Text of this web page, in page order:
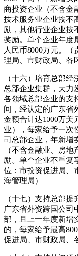
商投资企业（不含金
技术服务业企业按不
励，其他行业企业按
奖励。单个企业年度
人民币8000万元。
理局、市财政局、各
（十六）培育总部
总部企业集群，大力
各领域总部企业的支
间，经认定的广东省
金额合计达1000万美
业），每家给予一次
司总部企业，年新增
（不含金融业、房
励。单个企业不重复
位：市投资促进局、
海管理局）
（十七）支持总部
广东省外资跨国公司
部，且上一年度新增
的，每家给予最高
促进局、市财政局、